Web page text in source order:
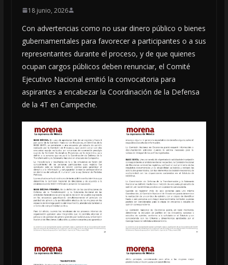
18 junio, 2026
Con advertencias como no usar dinero público o bienes
gubernamentales para favorecer a participantes o a sus
representantes durante el proceso, y de que quienes
ocupan cargos públicos deben renunciar, el Comité
Ejecutivo Nacional emitió la convocatoria para
aspirantes a encabezar la Coordinación de la Defensa
de la 4T en Campeche.